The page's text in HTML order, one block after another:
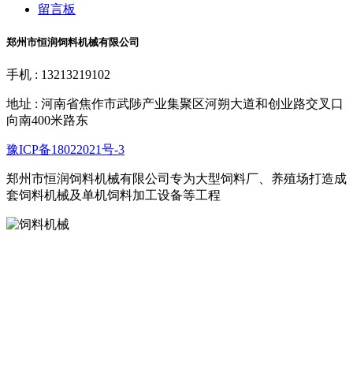
留言板
郑州市恒润饲料机械有限公司
手机 : 13213219102
地址 : 河南省焦作市武陟产业集聚区河朔大道和创业路交叉口
向南400米路东
豫ICP备18022021号-3
郑州市恒润饲料机械有限公司专为大型饲料厂、养殖场打造成
套饲料机械及单机饲料加工设备等工程